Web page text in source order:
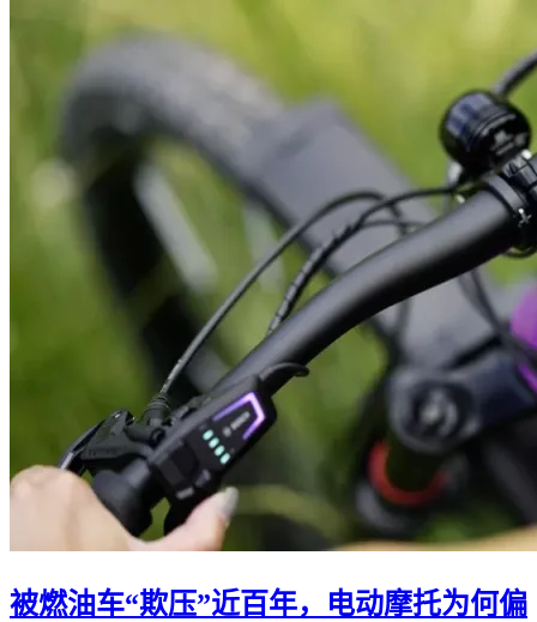
被燃油车“欺压”近百年，电动摩托为何偏